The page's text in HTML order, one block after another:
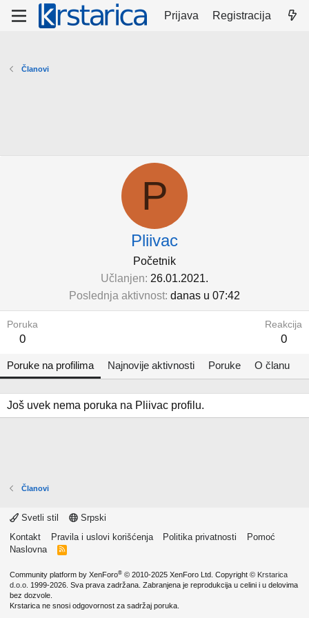
Prijava Registracija
Članovi
P
Pliivac
Početnik
Učlanjen 26.01.2021.
Poslednja aktivnost danas u 07:42
Poruka
0
Reakcija
0
Poruke na profilima Najnovije aktivnosti Poruke O članu
Još uvek nema poruka na Pliivac profilu.
Članovi
Svetli stil
Srpski
Kontakt
Pravila i uslovi korišćenja Politika privatnosti
Pomoć
Naslovna
R
Community platform by XenForo® © 2010-2025 XenForo Ltd. Copyright © Krstarica
d.o.o. 1999-2026. Sva prava zadržana. Zabranjena je reprodukcija u celini i u delovima
bez dozvole.
Krstarica ne snosi odgovornost za sadržaj poruka.